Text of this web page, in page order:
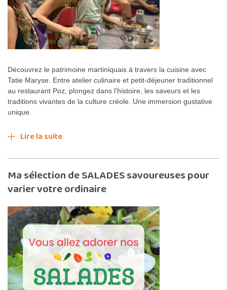
Découvrez le patrimoine martiniquais à travers la cuisine avec
Tatie Maryse. Entre atelier culinaire et petit-déjeuner traditionnel
au restaurant Poz, plongez dans l’histoire, les saveurs et les
traditions vivantes de la culture créole. Une immersion gustative
unique.
Lire la suite
Ma sélection de SALADES savoureuses pour
varier votre ordinaire